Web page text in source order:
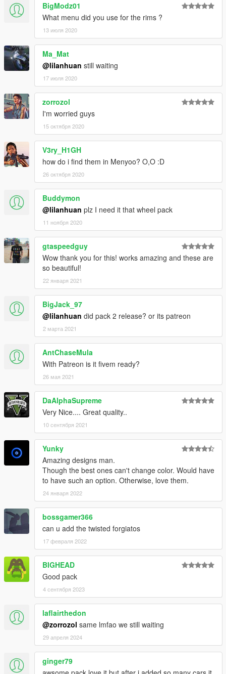
BigModz01
What menu did you use for the rims ?
13 июля 2020
Ma_Mat
@lilanhuan still waiting
17 июля 2020
zorrozol
I'm worried guys
15 октября 2020
V3ry_H1GH
how do i find them in Menyoo? O,O :D
26 октября 2020
Buddymon
@lilanhuan plz I need it that wheel pack
11 ноября 2020
gtaspeedguy
Wow thank you for this! works amazing and these are
so beautiful!
22 января 2021
BigJack_97
@lilanhuan did pack 2 release? or its patreon
2 марта 2021
AntChaseMula
With Patreon is it fivem ready?
26 мая 2021
DaAlphaSupreme
Very Nice.... Great quality..
10 сентября 2021
Yunky
Amazing designs man.
Though the best ones can't change color. Would have
to have such an option. Otherwise, love them.
24 января 2022
bossgamer366
can u add the twisted forgiatos
17 февраля 2022
BIGHEAD
Good pack
4 сентября 2023
laflairthedon
@zorrozol same lmfao we still waiting
29 апреля 2024
ginger79